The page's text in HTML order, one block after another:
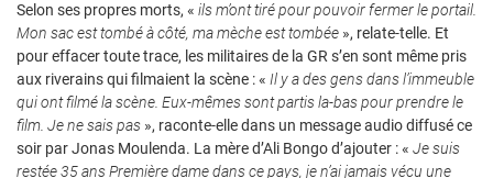
Selon ses propres morts, « ils m’ont tiré pour pouvoir fermer le portail.
Mon sac est tombé à côté, ma mèche est tombée », relate-telle. Et
pour effacer toute trace, les militaires de la GR s’en sont même pris
aux riverains qui filmaient la scène : « Il y a des gens dans l’immeuble
qui ont filmé la scène. Eux-mêmes sont partis la-bas pour prendre le
film. Je ne sais pas », raconte-elle dans un message audio diffusé ce
soir par Jonas Moulenda. La mère d’Ali Bongo d’ajouter : « Je suis
restée 35 ans Première dame dans ce pays, je n’ai jamais vécu une